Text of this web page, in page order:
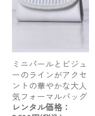
ミニパールとビジュ
ーのラインがアクセ
ントの華やかな大人
気フォーマルバッグ
レンタル価格：